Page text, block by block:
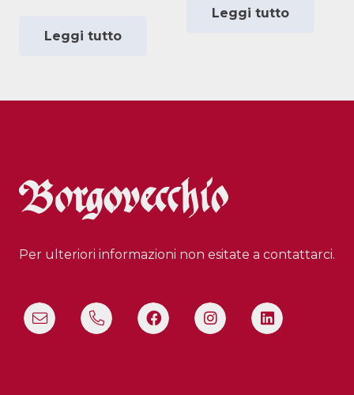
Leggi tutto
Leggi tutto
Per ulteriori informazioni non esitate a contattarci.